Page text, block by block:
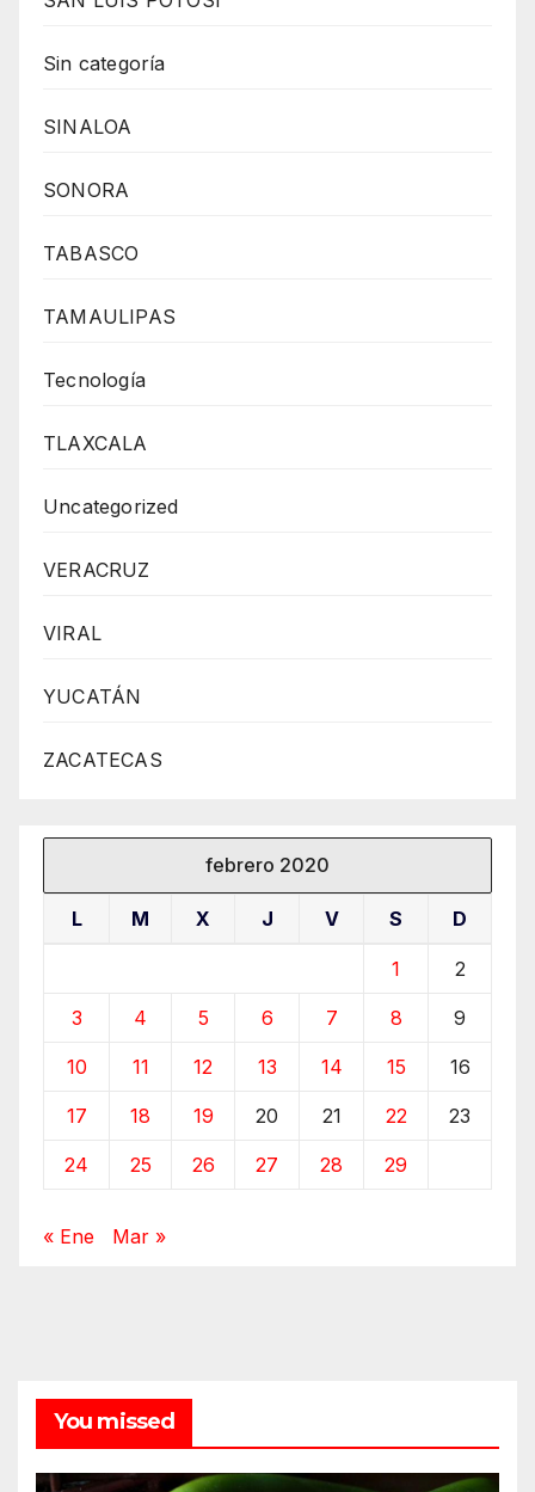
Sin categoría
SINALOA
SONORA
TABASCO
TAMAULIPAS
Tecnología
TLAXCALA
Uncategorized
VERACRUZ
VIRAL
YUCATÁN
ZACATECAS
febrero 2020
L M X J V S D
1 2
3 4 5 6 7 8 9
10 11 12 13 14 15 16
17 18 19 20 21 22 23
24 25 26 27 28 29
« Ene Mar »
You missed